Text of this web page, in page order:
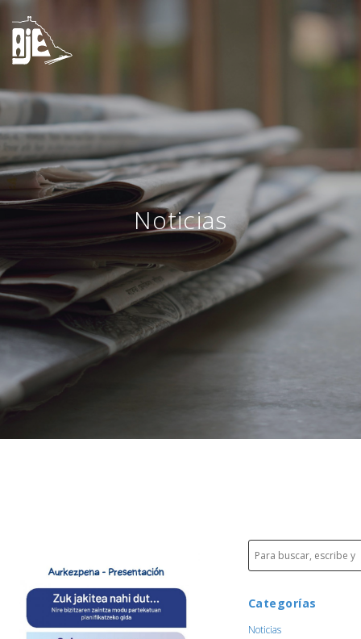
Noticias
Categorías
Noticias